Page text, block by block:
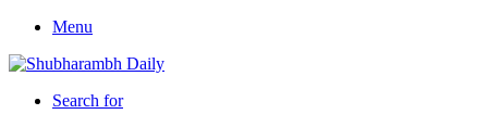
Menu
Search for